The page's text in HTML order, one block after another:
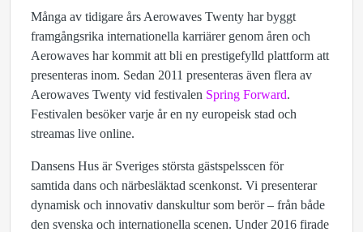
Många av tidigare års Aerowaves Twenty har byggt
framgångsrika internationella karriärer genom åren och
Aerowaves har kommit att bli en prestigefylld plattform att
presenteras inom. Sedan 2011 presenteras även flera av
Aerowaves Twenty vid festivalen Spring Forward.
Festivalen besöker varje år en ny europeisk stad och
streamas live online.
Dansens Hus är Sveriges största gästspelsscen för
samtida dans och närbesläktad scenkonst. Vi presenterar
dynamisk och innovativ danskultur som berör – från både
den svenska och internationella scenen. Under 2016 firade